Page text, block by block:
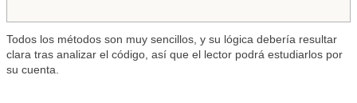
Todos los métodos son muy sencillos, y su lógica debería resultar
clara tras analizar el código, así que el lector podrá estudiarlos por
su cuenta.